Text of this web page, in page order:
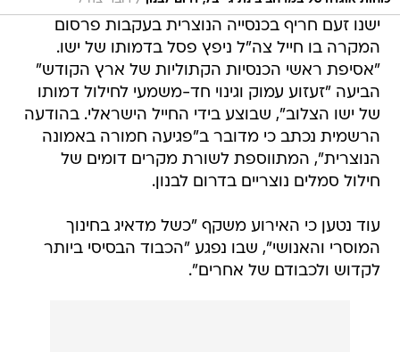
ישנו זעם חריף בכנסייה הנוצרית בעקבות פרסום
המקרה בו חייל צה"ל ניפץ פסל בדמותו של ישו.
"אסיפת ראשי הכנסיות הקתוליות של ארץ הקודש"
הביעה "זעזוע עמוק וגינוי חד-משמעי לחילול דמותו
של ישו הצלוב", שבוצע בידי החייל הישראלי. בהודעה
הרשמית נכתב כי מדובר ב"פגיעה חמורה באמונה
הנוצרית", המתווספת לשורת מקרים דומים של
חילול סמלים נוצריים בדרום לבנון.
עוד נטען כי האירוע משקף "כשל מדאיג בחינוך
המוסרי והאנושי", שבו נפגע "הכבוד הבסיסי ביותר
לקדוש ולכבודם של אחרים".